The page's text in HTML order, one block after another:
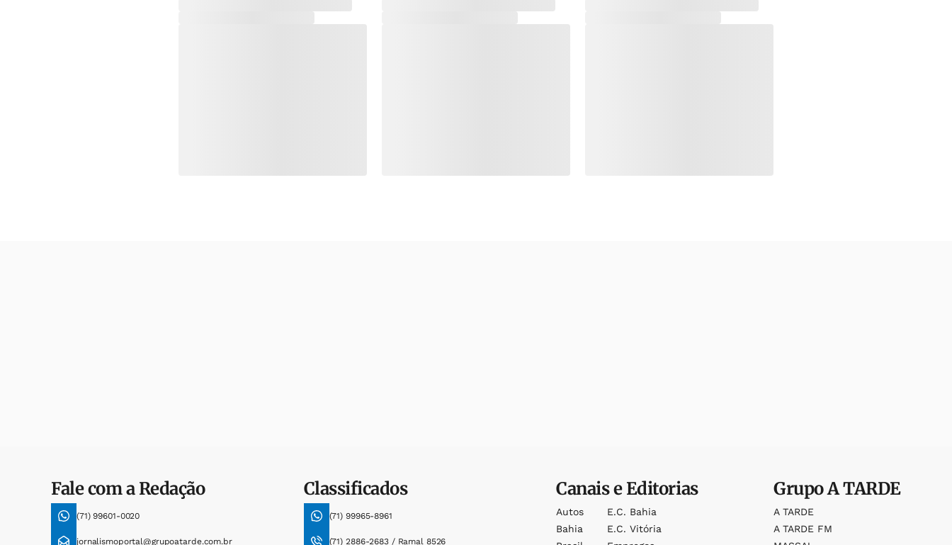
Fale com a Redação
(71) 99601-0020
jornalismoportal@grupoatarde.com.br
Classificados
(71) 99965-8961
(71) 2886-2683 / Ramal 8526
Canais e Editorias
Autos
Bahia
E.c. Bahia
E.c. Vitória
GrupoA TARDE
A TARDE
A TARDE FM